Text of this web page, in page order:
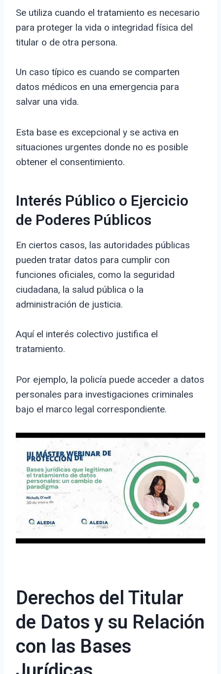
Se utiliza cuando el tratamiento es necesario
para proteger la vida o integridad física del
titular o de otra persona.
Un caso típico es cuando se comparten
datos médicos en una emergencia para
salvar una vida.
Esta base es excepcional y se activa en
situaciones urgentes donde no es posible
obtener el consentimiento.
Interés Público o Ejercicio
de Poderes Públicos
En ciertos casos, las autoridades públicas
pueden tratar datos para cumplir con
funciones oficiales, como la seguridad
ciudadana, la salud pública o la
administración de justicia.
Aquí el interés colectivo justifica el
tratamiento.
Por ejemplo, la policía puede acceder a datos
personales para investigaciones criminales
bajo el marco legal correspondiente.
Derechos del Titular
de Datos y su Relación
con las Bases